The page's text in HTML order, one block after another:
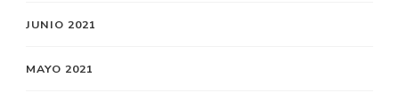
JUNIO 2021
MAYO 2021